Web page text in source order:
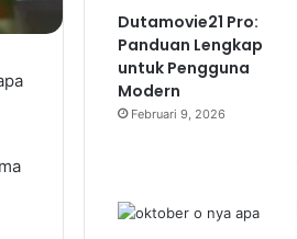
Dutamovie21 Pro:
Panduan Lengkap
untuk Pengguna
Modern
Februari 9, 2026